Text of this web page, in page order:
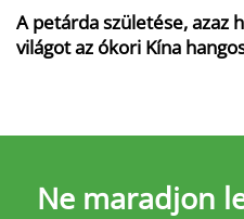
A petárda születése, azaz
világot az ókori Kína
Ne maradjon